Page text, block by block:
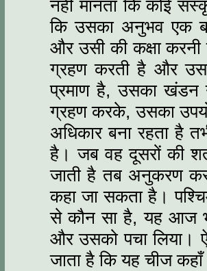
नहीं मानता कि कोई
कि उसका अनुभव एक
और उसी की कक्षा
ग्रहण करती है और
प्रमाण है, उसका
ग्रहण करके, उसका
अधिकार बना रहता है
है। जब वह दूसरों की
जाती है तब अनुकरण
कहा जा सकता है।
से कौन सा है, यह आज
और उसको पचा लिया।
जाता है कि यह चीज